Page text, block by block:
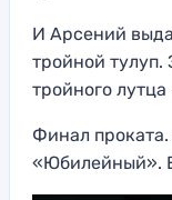
И Арсений
тройной тулуп.
тройного
Финал
«Юбилейный».